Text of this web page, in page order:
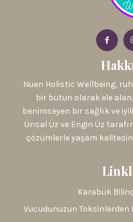
Nuen Holistic Wellbeing,
bir bütün olarak ele
benimseyen bir sağlık ve
Ünsal Üz ve Engin Üz
çözümlerle yaşam
Karabük
Vücudunuzun Toksinlerden